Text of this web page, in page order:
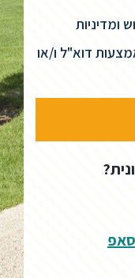
ומדיניות
דוא"ל ו/או